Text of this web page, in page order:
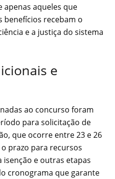
apenas aqueles que
benefícios recebam o
e a justiça do sistema
e
ao concurso foram
para solicitação de
que ocorre entre 23 e 26
prazo para recursos
e outras etapas
cronograma que garante